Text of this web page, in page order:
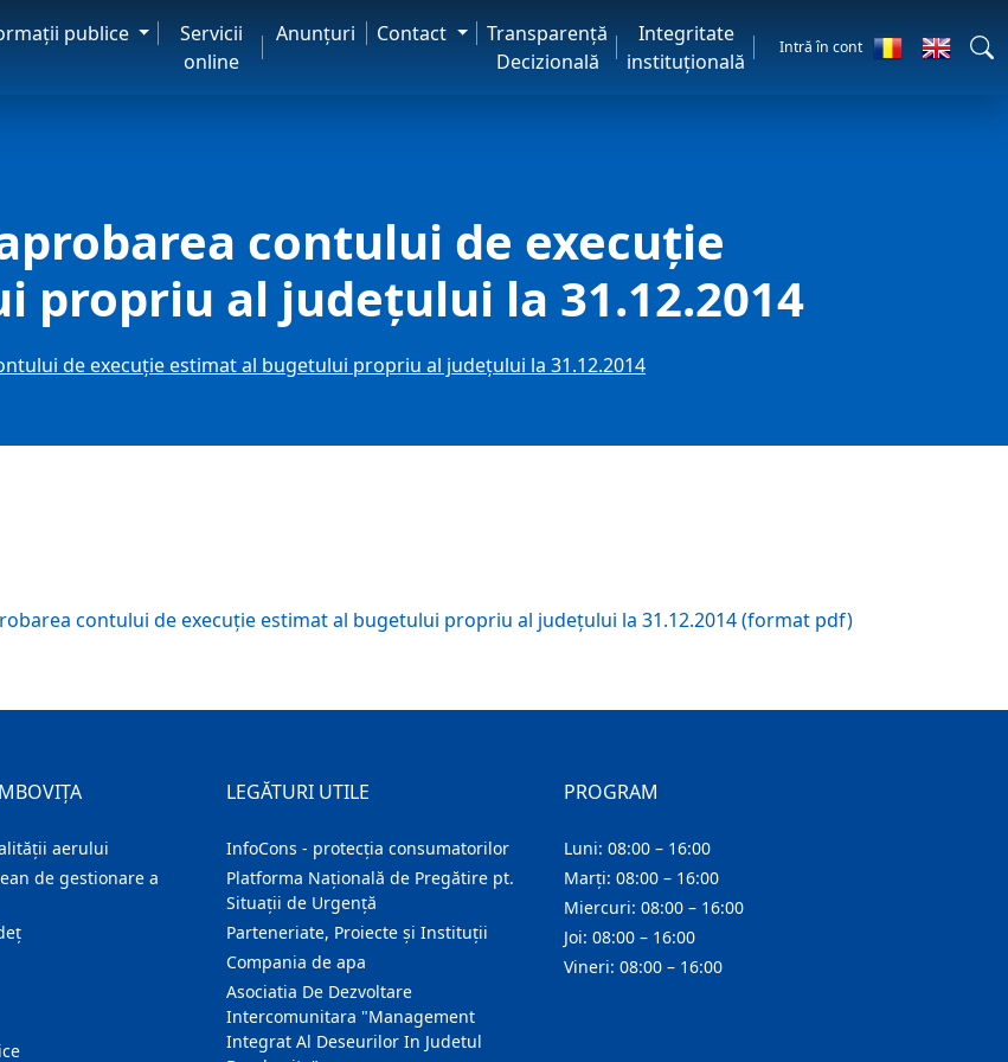
publice
Servicii
online
Anunţuri Contact
Transparență
Decizională
Integritate
instituțională
Intră în cont
contului de execuție
propriu al județului la 31.12.2014
de execuție estimat al bugetului propriu al județului la 31.12.2014
contului de execuție estimat al bugetului propriu al județului la 31.12.2014 (format pdf)
aerului
de gestionare a
LEGĂTURI UTILE
InfoCons - protecția consumatorilor
Platforma Națională de Pregătire pt.
Situații de Urgență
Parteneriate, Proiecte și Instituții
Compania de apa
Asociatia De Dezvoltare
Intercomunitara "Management
Integrat Al Deseurilor In Judetul
PROGRAM
Luni: 08:00 – 16:00
Marți: 08:00 – 16:00
Miercuri: 08:00 – 16:00
Joi: 08:00 – 16:00
Vineri: 08:00 – 16:00